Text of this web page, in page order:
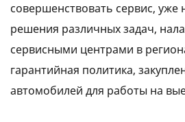
совершенствовать сервис, уже
решения различных задач,
сервисными центрами в
гарантийная политика,
автомобилей для работы на